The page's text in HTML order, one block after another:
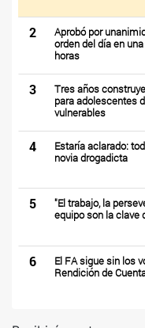
2
Aprobó por
orden del día en
horas
3
Tres años
para adolescentes
vulnerables
4
Estaría aclarado:
novia drogadicta
5
"El trabajo, la
equipo son la clave
6
El FA sigue sin los
Rendición de